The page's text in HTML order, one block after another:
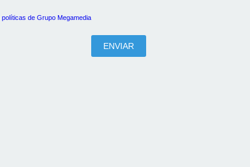
políticas de Grupo Megamedia